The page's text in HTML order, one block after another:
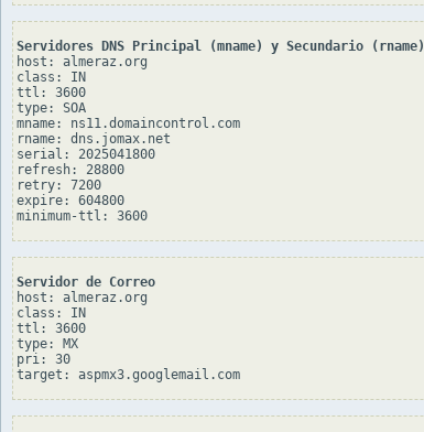
Servidores DNS Principal (mname) y Secundario (rname)
host: almeraz.org
class: IN
ttl: 3600
type: SOA
mname: ns11.domaincontrol.com
rname: dns.jomax.net
serial: 2025041800
refresh: 28800
retry: 7200
expire: 604800
minimum-ttl: 3600
Servidor de Correo
host: almeraz.org
class: IN
ttl: 3600
type: MX
pri: 30
target: aspmx3.googlemail.com